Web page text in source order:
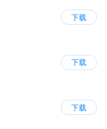
下载
下载
下载